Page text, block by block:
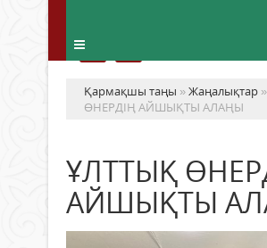
Қармақшы таңы »Жаңалықтар
ӨНЕРДІҢ АЙШЫҚТЫ АЛАҢЫ
ҰЛТТЫҚ
АЙШЫҚТЫ